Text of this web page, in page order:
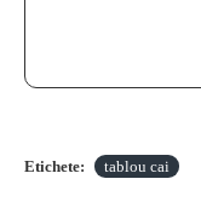
Etichete: tablou cai